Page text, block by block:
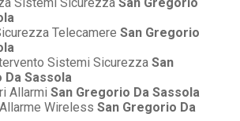
Telecamere San Gregorio
Sistemi Sicurezza San
Da Sassola
Allarmi San Gregorio Da Sassola
Wireless San Gregorio Da